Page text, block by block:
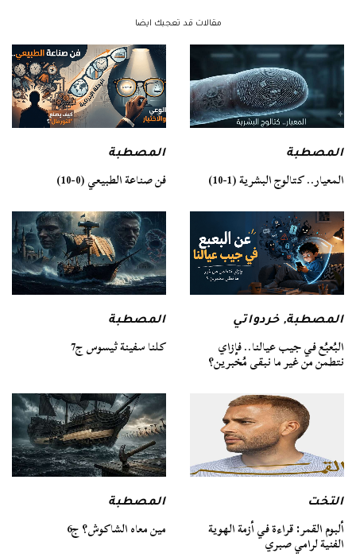
مقالات قد تعجبك ايضا
المصطبة
المعيار.. كتالوج البشرية (1-10)
المصطبة
فن صناعة الطبيعي (0-10)
المصطبة,خردواتي
البُعبُع في جيب عيالنا.. فإزاي
نتطمن من غير ما نبقى مُخبرين؟
المصطبة
كلنا سفينة ثيسوس ج7
التخت
ألبوم القمر: قراءة في أزمة الهوية
الفنية لرامي صبري
المصطبة
مين معاه الشاكوش؟ ج6